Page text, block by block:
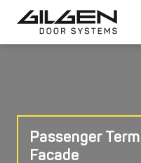
Passenger
Facade